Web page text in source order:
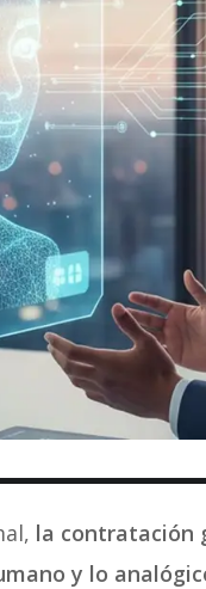
la contratación
y lo